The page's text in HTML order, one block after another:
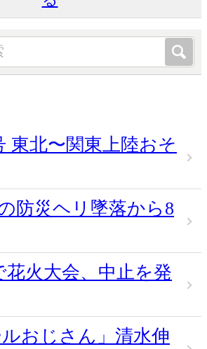
東北〜関東上陸おそ
防災ヘリ墜落から8
花火大会、中止を発
ルおじさん」清水伸